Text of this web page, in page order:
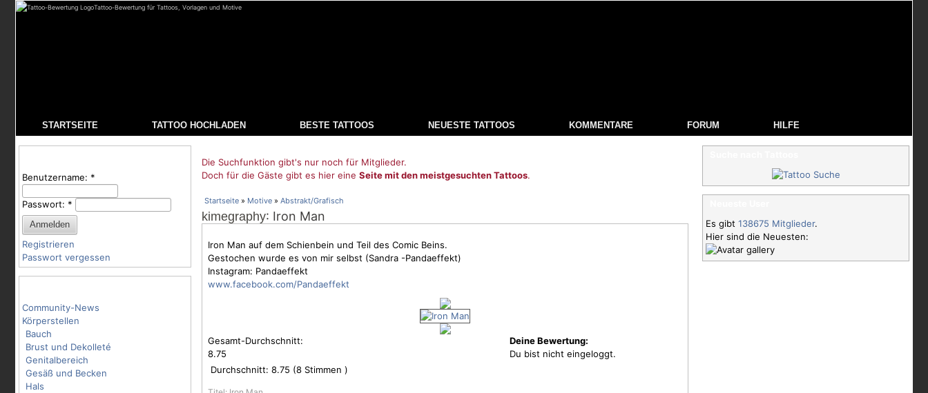
Tattoo-Bewertung für Tattoos, Vorlagen und Motive
STARTSEITE TATTOO HOCHLADEN BESTE TATTOOS NEUESTE TATTOOS KOMMENTARE FORUM HILFE
Benutzername: *
Passwort: *
Registrieren
Passwort vergessen
Community-News
Körperstellen
Bauch
Brust und Dekolleté
Genitalbereich
Gesäß und Becken
Hals
Die Suchfunktion gibt's nur noch für Mitglieder.
Doch für die Gäste gibt es hier eine Seite mit den meistgesuchten Tattoos.
Startseite » Motive » Abstrakt/Grafisch
kimegraphy: Iron Man
Iron Man auf dem Schienbein und Teil des Comic Beins.
Gestochen wurde es von mir selbst (Sandra -Pandaeffekt)
Instagram: Pandaeffekt
www.facebook.com/Pandaeffekt
Gesamt-Durchschnitt:
8.75
Durchschnitt: 8.75 (8 Stimmen )
Deine Bewertung:
Du bist nicht eingeloggt.
Es gibt 138675 Mitglieder.
Hier sind die Neuesten: